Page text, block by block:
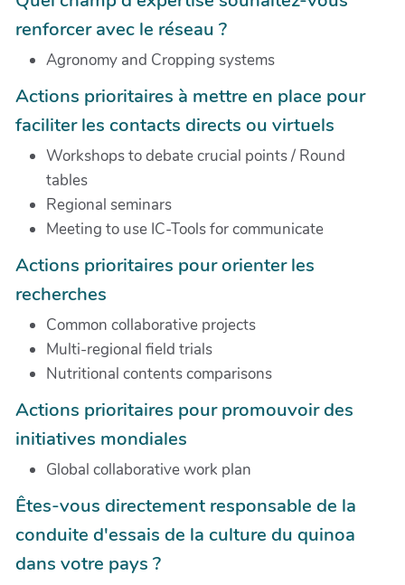
renforcer avec le réseau ?
Agronomy and Cropping systems
Actions prioritaires à mettre en place pour
faciliter les contacts directs ou virtuels
Workshops to debate crucial points / Round
tables
Regional seminars
Meeting to use IC-Tools for communicate
Actions prioritaires pour orienter les
recherches
Common collaborative projects
Multi-regional field trials
Nutritional contents comparisons
Actions prioritaires pour promouvoir des
initiatives mondiales
Global collaborative work plan
Êtes-vous directement responsable de la
conduite d'essais de la culture du quinoa
dans votre pays ?